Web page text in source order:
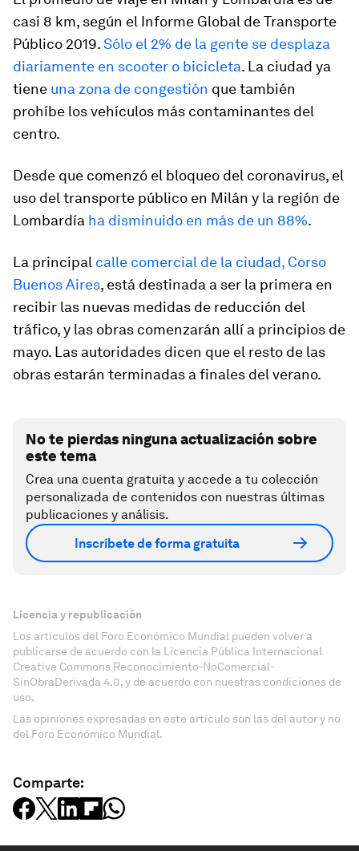
casi 8 km, según el Informe Global de Transporte
Público 2019.Sólo el 2% de la gente se desplaza
diariamente en scooter o bicicleta. La ciudad ya
tiene una zona de congestión que también
prohíbe los vehículos más contaminantes del
centro.
Desde que comenzó el bloqueo del coronavirus, el
uso del transporte público en Milán y la región de
Lombardía ha disminuido en más de un 88%.
La principal calle comercial de la ciudad, Corso
Buenos Aires, está destinada a ser la primera en
recibir las nuevas medidas de reducción del
tráfico, y las obras comenzarán allí a principios de
mayo. Las autoridades dicen que el resto de las
obras estarán terminadas a finales del verano.
No te pierdas ninguna actualización sobre
este tema
Crea una cuenta gratuita y accede a tu colección
personalizada de contenidos con nuestras últimas
publicaciones y análisis.
Inscríbete de forma gratuita
Licencia y republicación
Los artículos del Foro Económico Mundial pueden volver a
publicarse de acuerdo con la Licencia Pública Internacional
Creative Commons Reconocimiento-NoComercial-
SinObraDerivada 4.0, y de acuerdo con nuestras condiciones de
uso.
Las opiniones expresadas en este artículo son las del autor y no
del Foro Económico Mundial.
Comparte: